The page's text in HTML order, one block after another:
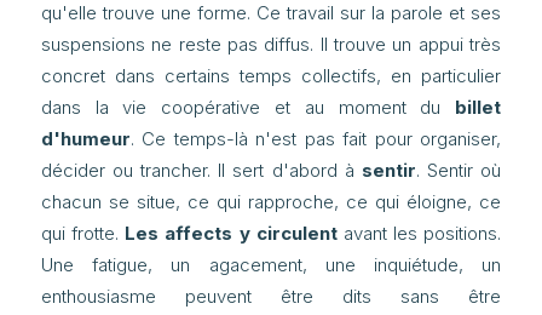
qu'elle trouve une forme. Ce travail sur la parole et ses
suspensions ne reste pas diffus. Il trouve un appui très
concret dans certains temps collectifs, en particulier
dans la vie coopérative et au moment du billet
d'humeur. Ce temps-là n'est pas fait pour organiser,
décider ou trancher. Il sert d'abord à sentir. Sentir où
chacun se situe, ce qui rapproche, ce qui éloigne, ce
qui frotte. Les affects y circulentavant les positions.
Une fatigue, un agacement, une inquiétude, un
enthousiasme peuvent être dits sans être